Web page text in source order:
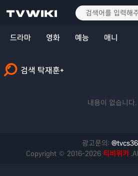
드라마 영화 예능 애니
검색 탁재훈+
내용이 없습니다.
광고문의:
Copyright © 2016-2026 티비위키